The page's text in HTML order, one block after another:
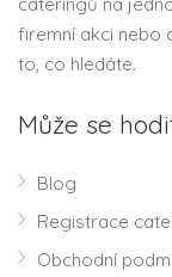
firemní akci nebo
to, co hledáte.
Může se
Blog
Registrace
Obchodní